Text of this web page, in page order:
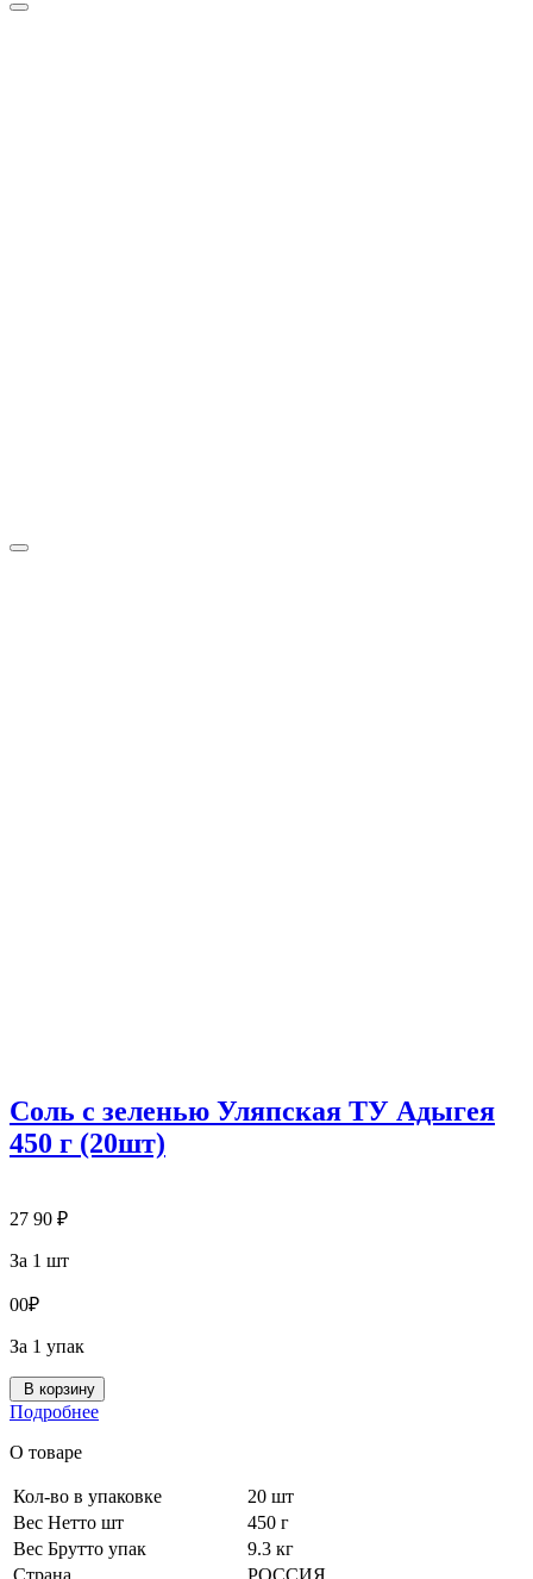
Соль с зеленью Уляпская ТУ Адыгея
450 г (20шт)
27 90 ₽
За 1 шт
00₽
За 1 упак
В корзину
Подробнее
О товаре
Кол-во в упаковке
20 шт
Вес Нетто шт
450 г
Вес Брутто упак
9.3 кг